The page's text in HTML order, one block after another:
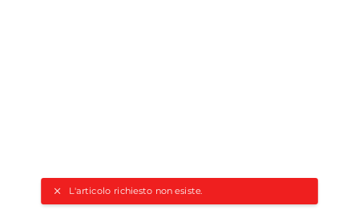
L'articolo richiesto non esiste.